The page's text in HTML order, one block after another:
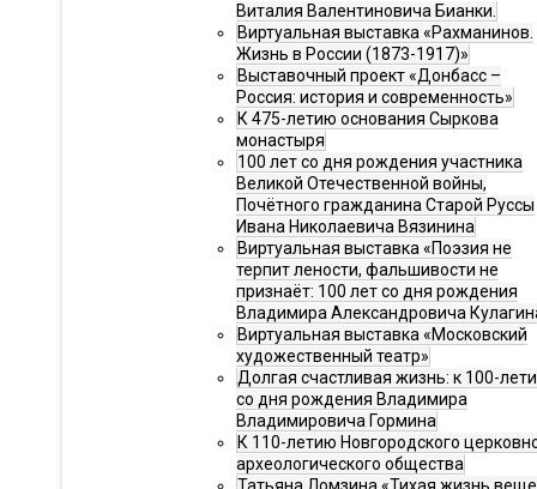
Виталия Валентиновича Бианки.
Виртуальная выставка «Рахманинов.
Жизнь в России (1873-1917)»
Выставочный проект «Донбасс –
Россия: история и современность»
К 475-летию основания Сыркова
монастыря
100 лет со дня рождения участника
Великой Отечественной войны,
Почётного гражданина Старой Руссы
Ивана Николаевича Вязинина
Виртуальная выставка «Поэзия не
терпит лености, фальшивости не
признаёт: 100 лет со дня рождения
Владимира Александровича
Виртуальная выставка «Московский
художественный театр»
Долгая счастливая жизнь: к 100-
со дня рождения Владимира
Владимировича Гормина
К 110-летию Новгородского
археологического общества